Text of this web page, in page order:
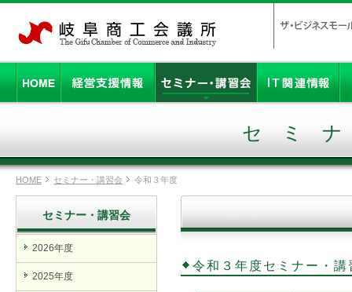
セミ
HOME セミナー・講習会 令和３年度
セミナー・講習会
2026年度
2025年度
令和３年度セミナー・